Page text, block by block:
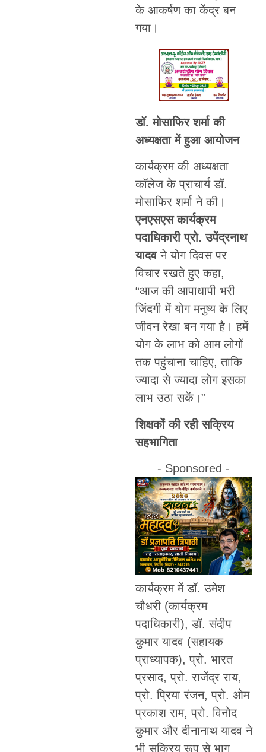
के आकर्षण का केंद्र बन
गया।
डॉ. मोसाफिर शर्मा की
अध्यक्षता में हुआ आयोजन
कार्यक्रम की अध्यक्षता
कॉलेज के प्राचार्य डॉ.
मोसाफिर शर्मा ने की।
एनएसएस कार्यक्रम
पदाधिकारी प्रो. उपेंद्रनाथ
यादवने योग दिवस पर
विचार रखते हुए कहा,
“आज की आपाधापी भरी
जिंदगी में योग मनुष्य के लिए
जीवन रेखा बन गया है। हमें
योग के लाभ को आम लोगों
तक पहुंचाना चाहिए, ताकि
ज्यादा से ज्यादा लोग इसका
लाभ उठा सकें।”
शिक्षकों की रही सक्रिय
सहभागिता
- Sponsored -
कार्यक्रम में डॉ. उमेश
चौधरी (कार्यक्रम
पदाधिकारी), डॉ. संदीप
कुमार यादव (सहायक
प्राध्यापक), प्रो. भारत
प्रसाद, प्रो. राजेंद्र राय,
प्रो. प्रिया रंजन, प्रो. ओम
प्रकाश राम, प्रो. विनोद
कुमार और दीनानाथ यादव ने
भी सक्रिय रूप से भाग